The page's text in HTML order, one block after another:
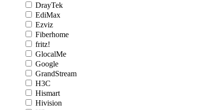
DrayTek
EdiMax
Ezviz
Fiberhome
fritz!
GlocalMe
Google
GrandStream
H3C
Hismart
Hivision